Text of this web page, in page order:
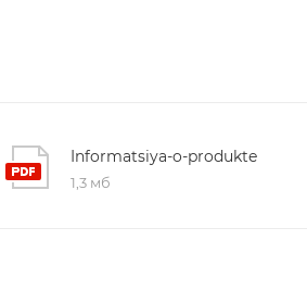
Informatsiya-o-produkte
1,3 мб